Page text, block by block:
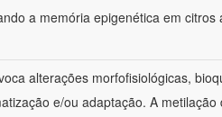
a memória epigenética em
alterações morfofisiológicas,
e/ou adaptação. A